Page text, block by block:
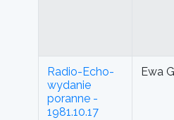
Radio-Echo-
wydanie
poranne -
1981.10.17
Ewa